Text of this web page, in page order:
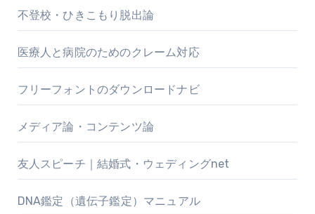
不登校・ひきこもり脱出論
医療人と病院のためのクレーム対応
フリーフォントのダウンロードナビ
メディア論・コンテンツ論
友人スピーチ｜結婚式・ウェディングnet
DNA鑑定（遺伝子鑑定）マニュアル